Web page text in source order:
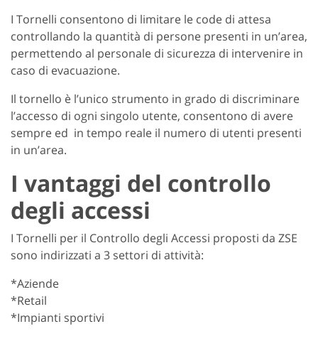
I Tornelli consentono di limitare le code di attesa
controllando la quantità di persone presenti in un’area,
permettendo al personale di sicurezza di intervenire in
caso di evacuazione.
Il tornello è l’unico strumento in grado di discriminare
l’accesso di ogni singolo utente, consentono di avere
sempre ed in tempo reale il numero di utenti presenti
in un’area.
I vantaggi del controllo
degli accessi
I Tornelli per il Controllo degli Accessi proposti da ZSE
sono indirizzati a 3 settori di attività:
*Aziende
*Retail
*Impianti sportivi